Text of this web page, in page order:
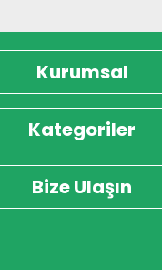
Kurumsal
Kategoriler
Bize Ulaşın